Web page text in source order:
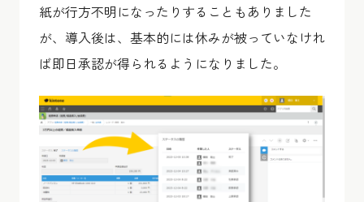
紙が行方不明になったりすることもありました
が、導入後は、基本的には休みが被っていなけれ
ば即日承認が得られるようになりました。